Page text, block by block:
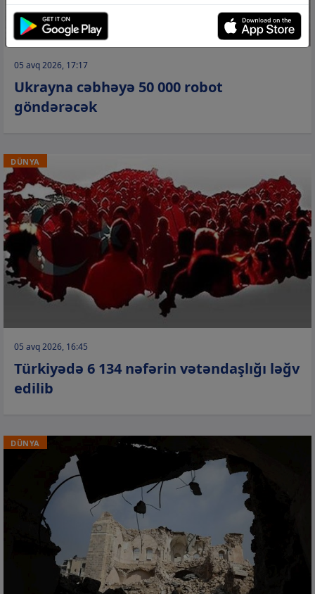
05 avq 2026, 17:17
Ukrayna cəbhəyə 50 000 robot
göndərəcək
DÜNYA
05 avq 2026, 16:45
Türkiyədə 6 134 nəfərin vətəndaşlığı ləğv
edilib
DÜNYA